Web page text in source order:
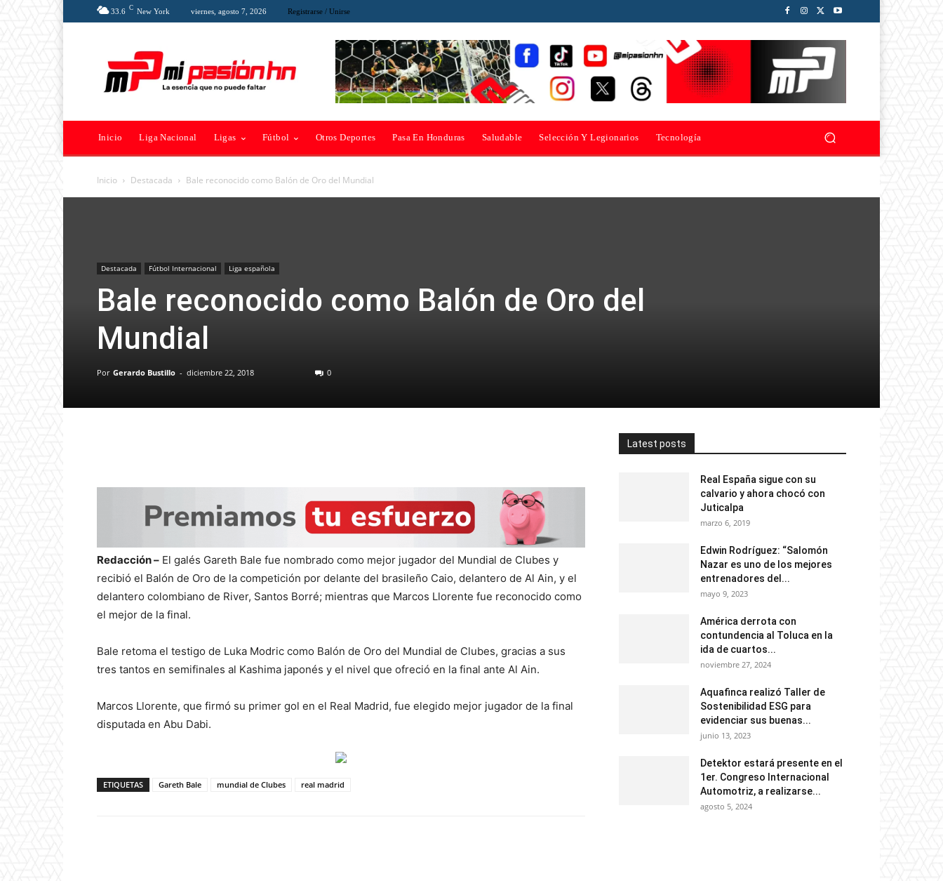
33.6 C New York viernes, agosto 7, 2026 Registrarse / Unirse
Inicio Liga Nacional Ligas Fútbol Otros Deportes Pasa En Honduras Saludable Selección Y Legionarios Tecnología
Inicio Destacada Bale reconocido como Balón de Oro del Mundial
Destacada Fútbol Internacional Liga española
Bale reconocido como Balón de Oro del
Mundial
Por Gerardo Bustillo - diciembre 22, 2018 0
Redacción – El galés Gareth Bale fue nombrado como mejor jugador del Mundial de Clubes y
recibió el Balón de Oro de la competición por delante del brasileño Caio, delantero de Al Ain, y el
delantero colombiano de River, Santos Borré; mientras que Marcos Llorente fue reconocido como
el mejor de la final.
Bale retoma el testigo de Luka Modric como Balón de Oro del Mundial de Clubes, gracias a sus
tres tantos en semifinales al Kashima japonés y el nivel que ofreció en la final ante Al Ain.
Marcos Llorente, que firmó su primer gol en el Real Madrid, fue elegido mejor jugador de la final
disputada en Abu Dabi.
ETIQUETAS Gareth Bale mundial de Clubes real madrid
Latest posts
Real España sigue con su
calvario y ahora chocó con
Juticalpa
marzo 6, 2019
Edwin Rodríguez: “Salomón
Nazar es uno de los mejores
entrenadores del...
mayo 9, 2023
América derrota con
contundencia al Toluca en la
ida de cuartos...
noviembre 27, 2024
Aquafinca realizó Taller de
Sostenibilidad ESG para
evidenciar sus buenas...
junio 13, 2023
Detektor estará presente en el
1er. Congreso Internacional
Automotriz, a realizarse...
agosto 5, 2024